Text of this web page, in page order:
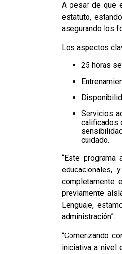
A pesar de que
estatuto,
asegurando los
Los aspectos
25 horas
Servicios
calificados
cuidado.
“Este
educacionales,
completamente
previamente
Lenguaje,
administración”.
“Comenzando
iniciativa a nivel